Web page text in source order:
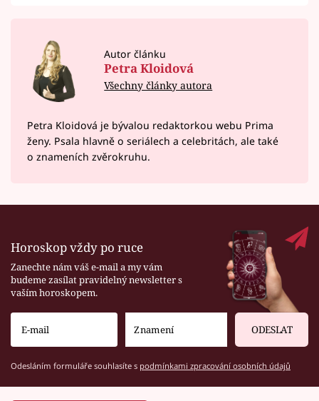
Autor článku
Petra Kloidová
Všechny články autora
Petra Kloidová je bývalou redaktorkou webu Prima
ženy. Psala hlavně o seriálech a celebritách, ale také
o znameních zvěrokruhu.
Horoskop vždy po ruce
Zanechte nám váš e-mail a my vám
budeme zasílat pravidelný newsletter s
vaším horoskopem.
ODESLAT
Odesláním formuláře souhlasíte s podmínkami zpracování osobních údajů